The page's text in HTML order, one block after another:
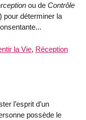
ou de Contrôle
pour déterminer la
la Vie, Réception
l’esprit d’un
possède le